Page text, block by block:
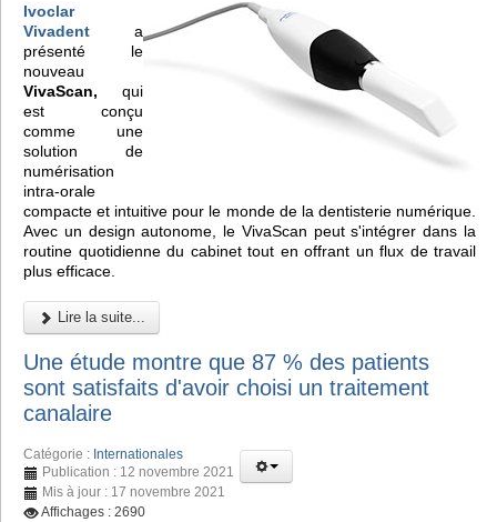
Ivoclar
Vivadent a
présenté le
nouveau
VivaScan, qui
est conçu
comme une
solution de
numérisation
intra-orale
compacte et intuitive pour le monde de la dentisterie numérique.
Avec un design autonome, le VivaScan peut s'intégrer dans la
routine quotidienne du cabinet tout en offrant un flux de travail
plus efficace.
Lire la suite...
Une étude montre que 87 % des patients
sont satisfaits d'avoir choisi un traitement
canalaire
Catégorie : Internationales
Publication : 12 novembre 2021
Mis à jour : 17 novembre 2021
Affichages : 2690